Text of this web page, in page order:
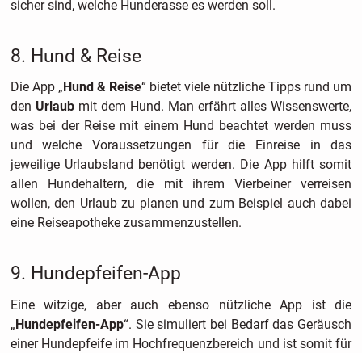
sicher sind, welche Hunderasse es werden soll.
8. Hund & Reise
Die App „ Hund & Reise“ bietet viele nützliche Tipps rund um
den Urlaub mit dem Hund. Man erfährt alles Wissenswerte,
was bei der Reise mit einem Hund beachtet werden muss
und welche Voraussetzungen für die Einreise in das
jeweilige Urlaubsland benötigt werden. Die App hilft somit
allen Hundehaltern, die mit ihrem Vierbeiner verreisen
wollen, den Urlaub zu planen und zum Beispiel auch dabei
eine Reiseapotheke zusammenzustellen.
9. Hundepfeifen-App
Eine witzige, aber auch ebenso nützliche App ist die
„Hundepfeifen-App“. Sie simuliert bei Bedarf das Geräusch
einer Hundepfeife im Hochfrequenzbereich und ist somit für